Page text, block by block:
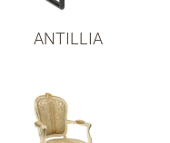
ANTILLIA